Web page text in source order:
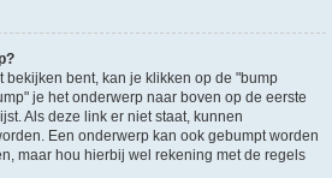
bent, kan je klikken op de "bump
je het onderwerp naar boven op de eerste
Als deze link er niet staat, kunnen
Een onderwerp kan ook gebumpt worden
maar hou hierbij wel rekening met de regels